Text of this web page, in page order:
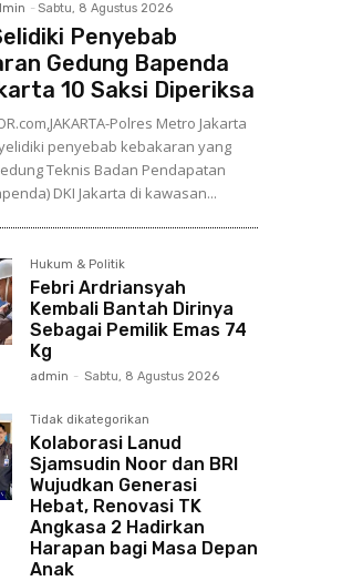
- Sabtu, 8 Agustus 2026
Penyebab
Gedung Bapenda
10 Saksi Diperiksa
Polres Metro Jakarta
penyebab kebakaran yang
Teknis Badan Pendapatan
DKI Jakarta di kawasan...
Hukum & Politik
Febri Ardriansyah
Kembali Bantah Dirinya
Sebagai Pemilik Emas 74
Kg
admin - Sabtu, 8 Agustus 2026
Tidak dikategorikan
Kolaborasi Lanud
Sjamsudin Noor dan BRI
Wujudkan Generasi
Hebat, Renovasi TK
Angkasa 2 Hadirkan
Harapan bagi Masa Depan
Anak